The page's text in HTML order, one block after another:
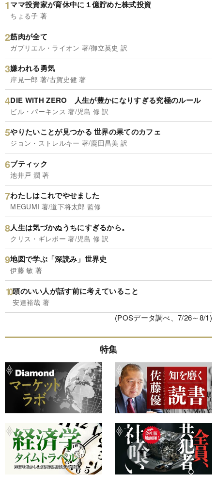
ママ投資家が育休中に１億貯めた株式投資
ちょる子 著
筋肉が全て
ガブリエル・ライオン 著/御立英史 訳
嫌われる勇気
岸見一郎 著/古賀史健 著
DIE WITH ZERO 人生が豊かになりすぎる究極のルール
ビル・パーキンス 著/児島 修 訳
やりたいことが見つかる 世界の果てのカフェ
ジョン・ストレルキー 著/鹿田昌美 訳
ブティック
池井戸 潤 著
わたしはこれでやせました
MEGUMI 著/道下将太郎 監修
人生は気づかぬうちにすぎるから。
クリス・ギレボー 著/児島 修 訳
地図で学ぶ「深読み」世界史
伊藤 敏 著
頭のいい人が話す前に考えていること
安達裕哉 著
(POSデータ調べ、7/26～8/1)
特集